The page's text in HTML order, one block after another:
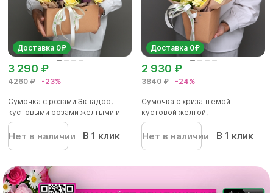
Доставка 0₽
4260 ₽ -23%
3 290 ₽
Сумочка с розами Эквадор,
кустовыми розами желтыми и
ли...
Нет в наличии В 1 клик
Доставка 0₽
3840 ₽ -24%
2 930 ₽
Сумочка с хризантемой
кустовой желтой,
альстромерией и...
Нет в наличии В 1 клик